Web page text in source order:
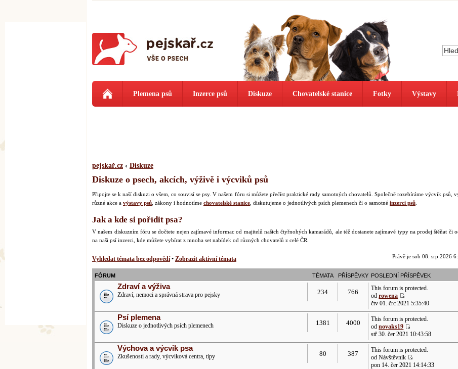
Plemena psů Inzerce psů Diskuze Chovatelské stanice Fotky Výstavy
pejskař.cz ‹ Diskuze
Diskuze o psech, akcích, výživě i výcviků psů
Připojte se k naší diskuzi o všem, co souvisí se psy. V našem fóru si můžete přečíst praktické rady samotných chovatelů. Společně rozebíráme výcvik psů,
různé akce a výstavy psů , zákony i hodnotíme chovatelské stanice , diskutujeme o jednotlivých psích plemenech či o samotné inzerci psů
Jak a kde si pořídit psa?
V našem diskuzním fóru se dočtete nejen zajímavé informac od majitelů našich čtyřnohých kamarádů, ale též dostanete zajímavé typy na prodej štěňat či
na naši psí inzerci, kde můžete vybírat z mnoha set nabídek od různých chovatelů z celé ČR.
Právě je sob 08. srp 2026
Vyhledat témata bez odpovědí• Zobrazit aktivní témata
FÓRUM TÉMATA PŘÍSPĚVKY POSLEDNÍ PŘÍSPĚVEK
Zdraví a výživa
Zdraví, nemoci a správná strava pro pejsky 234 766
This forum is protected.
odrowena
čtv 01. črc 2021 5:35:40
Psí plemena
Diskuze o jednotlivých psích plemenech 1381 4000
This forum is protected.
odnovaks19
stř 30. čer 2021 10:43:58
Výchova a výcvik psa
Zkušenosti a rady, výcviková centra, tipy 80 387
This forum is protected.
od Návštěvník
pon 14. čer 2021 14:14:33